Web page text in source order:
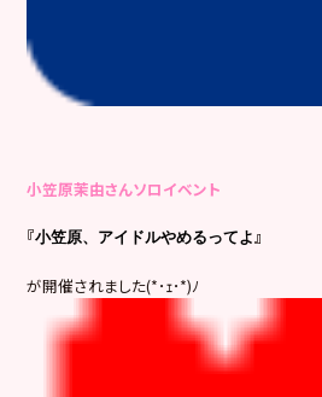
小笠原茉由さんソロイベント
『小笠原、アイドルやめるってよ 』
が開催されました(*･ｪ･*)ﾉ